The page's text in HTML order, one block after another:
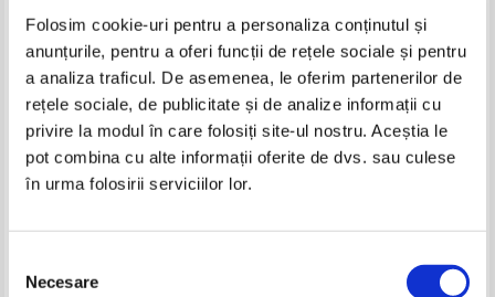
Folosim cookie-uri pentru a personaliza conținutul și
anunțurile, pentru a oferi funcții de rețele sociale și pentru
a analiza traficul. De asemenea, le oferim partenerilor de
rețele sociale, de publicitate și de analize informații cu
privire la modul în care folosiți site-ul nostru. Aceștia le
pot combina cu alte informații oferite de dvs. sau culese
în urma folosirii serviciilor lor.
consimțământului
Necesare
Isla Fisher - Marge si bebelusul-
pirat
Pret: 14,00Lei 9,10 Lei
Adaugă în coș
Barbu Stefanescu Delavrancea -
Neghinita
Pret:11,00Lei 7,15 Lei
Adaugă în coș